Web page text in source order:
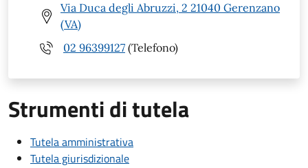
Via Duca degli Abruzzi, 2 21040 Gerenzano
(VA)
02 96399127 (Telefono)
Strumenti di tutela
Tutela amministrativa
Tutela giurisdizionale